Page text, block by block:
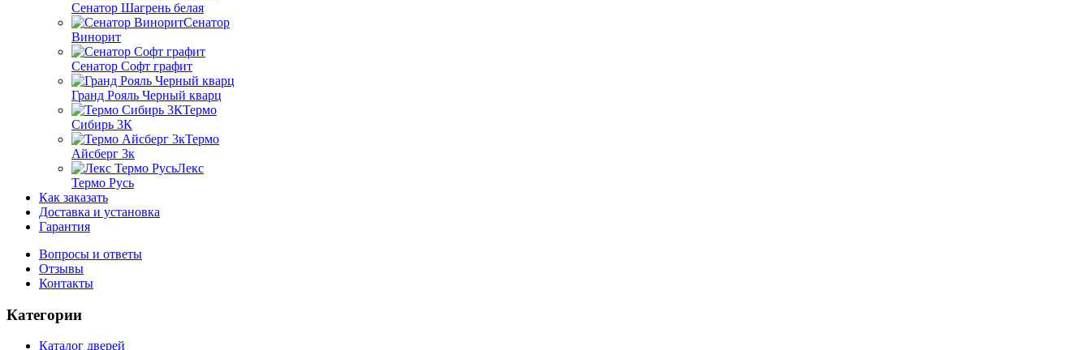
Сенатор Шагрень белая
Сенатор
Винорит
Сенатор Софт графит
Гранд Рояль Черный кварц
Термо
Сибирь 3К
Термо
Айсберг 3к
Лекс
Термо Русь
Как заказать
Доставка и установка
Гарантия
Вопросы и ответы
Отзывы
Контакты
Категории
Каталог дверей